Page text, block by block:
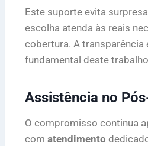
Este suporte evita
escolha atenda às reais
cobertura. A transparência
fundamental deste
Assistência no
O compromisso continua
com atendimento